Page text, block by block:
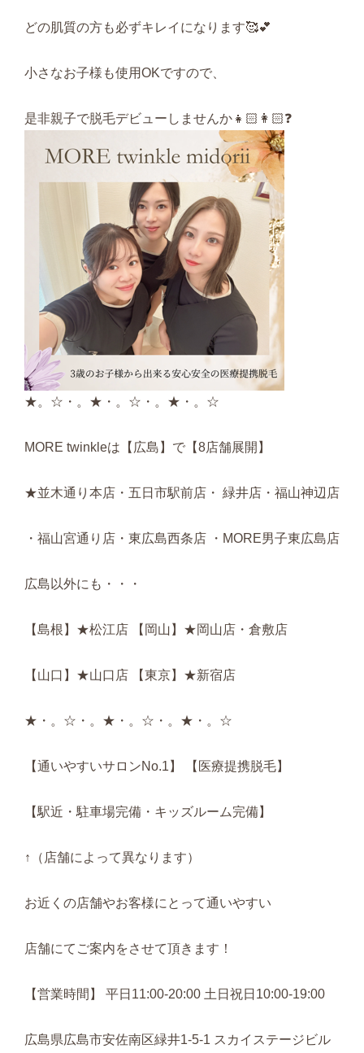
どの肌質の方も必ずキレイになります🥰💕
小さなお子様も使用OKですので、
是非親子で脱毛デビューしませんか👧🏻👩🏻❓
★。☆・。★・。☆・。★・。☆
MORE twinkleは【広島】で【8店舗展開】
★並木通り本店・五日市駅前店・ 緑井店・福山神辺店
・福山宮通り店・東広島西条店 ・MORE男子東広島店
広島以外にも・・・
【島根】★松江店 【岡山】★岡山店・倉敷店
【山口】★山口店 【東京】★新宿店
★・。☆・。★・。☆・。★・。☆
【通いやすいサロンNo.1】 【医療提携脱毛】
【駅近・駐車場完備・キッズルーム完備】
↑（店舗によって異なります）
お近くの店舗やお客様にとって通いやすい
店舗にてご案内をさせて頂きます！
【営業時間】 平日11:00-20:00 土日祝日10:00-19:00
広島県広島市安佐南区緑井1-5-1 スカイステージビル